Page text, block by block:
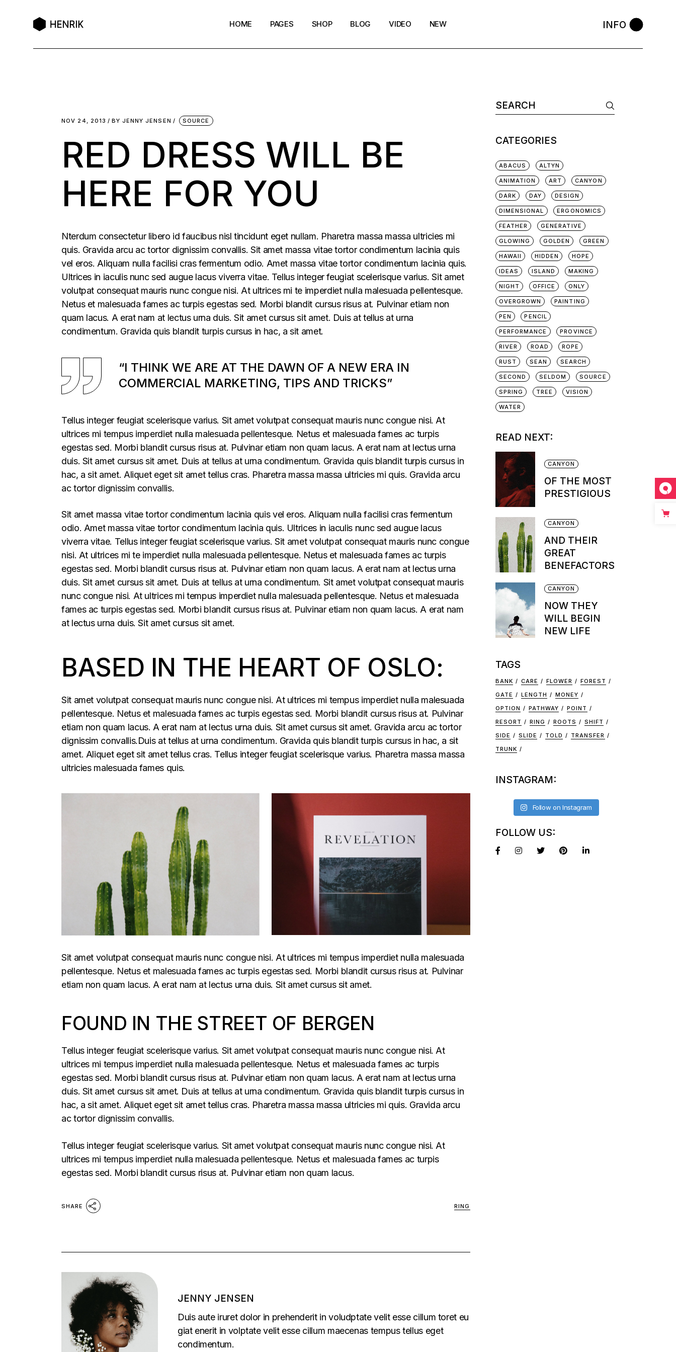
HOME
Compact Posts
Magazine Grid
Arts & Book Magazine
Horizontal Slider Posts
PAGES
Blog Archive
Get in Touch
FAQ Page
SHOP BLOG VIDEO NEW INFO
NOV 24, 2013 BY JENNY JENSEN SOURCE
RED DRESS WILL BE
HERE FOR YOU
Nterdum consectetur libero id faucibus nisl tincidunt eget nullam. Pharetra massa massa ultricies mi
quis. Gravida arcu ac tortor dignissim convallis. Sit amet massa vitae tortor condimentum lacinia quis
vel eros. Aliquam nulla facilisi cras fermentum odio. Amet massa vitae tortor condimentum lacinia quis.
Ultrices in iaculis nunc sed augue lacus viverra vitae. Tellus integer feugiat scelerisque varius. Sit amet
volutpat consequat mauris nunc congue nisi. At ultrices mi te imperdiet nulla malesuada pellentesque.
Netus et malesuada fames ac turpis egestas sed. Morbi blandit cursus risus at. Pulvinar etiam non
quam lacus. A erat nam at lectus urna duis. Sit amet cursus sit amet. Duis at tellus at urna
condimentum. Gravida quis blandit turpis cursus in hac, a sit amet.
“I THINK WE ARE AT THE DAWN OF A NEW ERA IN
COMMERCIAL MARKETING, TIPS AND TRICKS”
Tellus integer feugiat scelerisque varius. Sit amet volutpat consequat mauris nunc congue nisi. At
ultrices mi tempus imperdiet nulla malesuada pellentesque. Netus et malesuada fames ac turpis
egestas sed. Morbi blandit cursus risus at. Pulvinar etiam non quam lacus. A erat nam at lectus urna
duis. Sit amet cursus sit amet. Duis at tellus at urna condimentum. Gravida quis blandit turpis cursus in
hac, a sit amet. Aliquet eget sit amet tellus cras. Pharetra massa massa ultricies mi quis. Gravida arcu
ac tortor dignissim convallis.
Sit amet massa vitae tortor condimentum lacinia quis vel eros. Aliquam nulla facilisi cras fermentum
odio. Amet massa vitae tortor condimentum lacinia quis. Ultrices in iaculis nunc sed augue lacus
viverra vitae. Tellus integer feugiat scelerisque varius. Sit amet volutpat consequat mauris nunc congue
nisi. At ultrices mi te imperdiet nulla malesuada pellentesque. Netus et malesuada fames ac turpis
egestas sed. Morbi blandit cursus risus at. Pulvinar etiam non quam lacus. A erat nam at lectus urna
duis. Sit amet cursus sit amet. Duis at tellus at urna condimentum. Sit amet volutpat consequat mauris
nunc congue nisi. At ultrices mi tempus imperdiet nulla malesuada pellentesque. Netus et malesuada
fames ac turpis egestas sed. Morbi blandit cursus risus at. Pulvinar etiam non quam lacus. A erat nam
at lectus urna duis. Sit amet cursus sit amet.
BASED IN THE HEART OF OSLO:
Sit amet volutpat consequat mauris nunc congue nisi. At ultrices mi tempus imperdiet nulla malesuada
pellentesque. Netus et malesuada fames ac turpis egestas sed. Morbi blandit cursus risus at. Pulvinar
etiam non quam lacus. A erat nam at lectus urna duis. Sit amet cursus sit amet. Gravida arcu ac tortor
dignissim convallis.Duis at tellus at urna condimentum. Gravida quis blandit turpis cursus in hac, a sit
amet. Aliquet eget sit amet tellus cras. Tellus integer feugiat scelerisque varius. Pharetra massa massa
ultricies malesuada fames quis.
Sit amet volutpat consequat mauris nunc congue nisi. At ultrices mi tempus imperdiet nulla malesuada
pellentesque. Netus et malesuada fames ac turpis egestas sed. Morbi blandit cursus risus at. Pulvinar
etiam non quam lacus. A erat nam at lectus urna duis. Sit amet cursus sit amet.
FOUND IN THE STREET OF BERGEN
Tellus integer feugiat scelerisque varius. Sit amet volutpat consequat mauris nunc congue nisi. At
ultrices mi tempus imperdiet nulla malesuada pellentesque. Netus et malesuada fames ac turpis
egestas sed. Morbi blandit cursus risus at. Pulvinar etiam non quam lacus. A erat nam at lectus urna
duis. Sit amet cursus sit amet. Duis at tellus at urna condimentum. Gravida quis blandit turpis cursus in
hac, a sit amet. Aliquet eget sit amet tellus cras. Pharetra massa massa ultricies mi quis. Gravida arcu
ac tortor dignissim convallis.
Tellus integer feugiat scelerisque varius. Sit amet volutpat consequat mauris nunc congue nisi. At
ultrices mi tempus imperdiet nulla malesuada pellentesque. Netus et malesuada fames ac turpis
egestas sed. Morbi blandit cursus risus at. Pulvinar etiam non quam lacus.
SHARE RING
JENNY JENSEN
Duis aute iruret dolor in prehenderit in voludptate velit esse cillum toret eu
giat enerit in volptate velit esse cillum maecenas tempus tellus eget
condimentum.
CATEGORIES
ABACUS ALTYN
ANIMATION ART CANYON
DARK DAY DESIGN
DIMENSIONAL ERGONOMICS
FEATHER GENERATIVE
GLOWING GOLDEN GREEN
HAWAII HIDDEN HOPE
IDEAS ISLAND MAKING
NIGHT OFFICE ONLY
OVERGROWN PAINTING
PEN PENCIL
PERFORMANCE PROVINCE
RIVER ROAD ROPE
RUST SEAN SEARCH
SECOND SELDOM SOURCE
SPRING TREE VISION
WATER
READ NEXT:
CANYON
OF THE MOST
PRESTIGIOUS
CANYON
AND THEIR
GREAT
BENEFACTORS
CANYON
NOW THEY
WILL BEGIN
NEW LIFE
TAGS
BANK CARE FLOWER
FOREST
GATE
LENGTH
MONEY
OPTION
PATHWAY
POINT
RESORT
RING ROOTS
SHIFT
SIDE
SLIDE TOLD
TRANSFER
TRUNK
INSTAGRAM:
Follow on Instagram
FOLLOW US: